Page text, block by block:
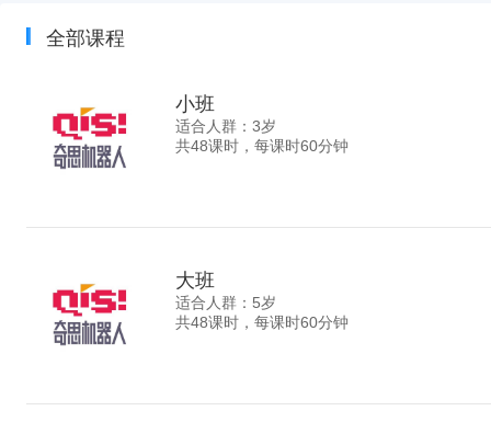
全部课程
小班
适合人群：3岁
共48课时，每课时60分钟
大班
适合人群：5岁
共48课时，每课时60分钟